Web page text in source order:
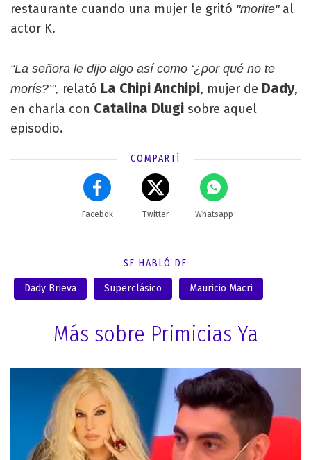
restaurante cuando una mujer le gritó "morite"al
actor K.
“La señora le dijo algo así como ‘¿por qué no te
morís?’", relató La Chipi Anchipi, mujer de Dady,
en charla con Catalina Dlugi sobre aquel
episodio.
COMPARTÍ
Facebok Twitter Whatsapp
SE HABLÓ DE
Dady Brieva Superclásico Mauricio Macri
Más sobre Primicias Ya